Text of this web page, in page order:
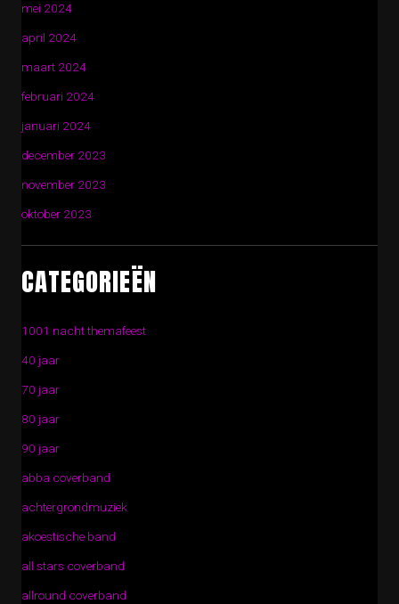
mei 2024
april 2024
maart 2024
februari 2024
januari 2024
december 2023
november 2023
oktober 2023
CATEGORIEËN
1001 nacht themafeest
40 jaar
70 jaar
80 jaar
90 jaar
abba coverband
achtergrondmuziek
akoestische band
all stars coverband
allround coverband